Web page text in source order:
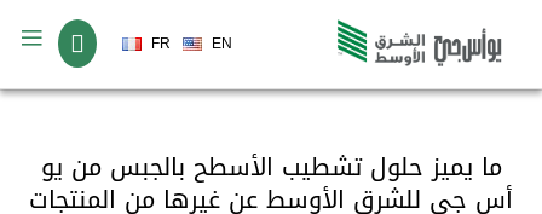
لغة
EN
FR
ما يميز حلول تشطيب الأسطح بالجبس من يو
أس جي للشرق الأوسط عن غيرها من المنتجات